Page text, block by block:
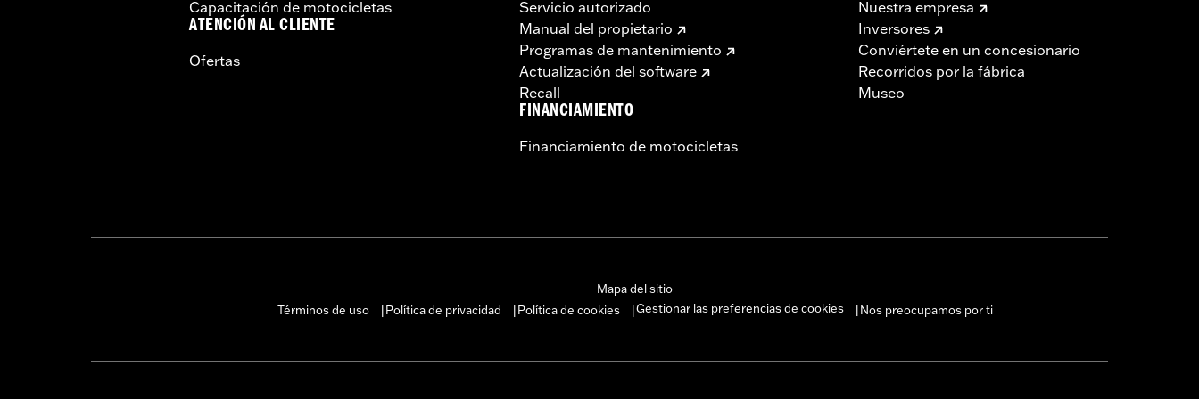
Capacitación de motocicletas
ATENCIÓN AL CLIENTE
Ofertas
Servicio autorizado
Manual del propietario
Programas de mantenimiento
Actualización del software
Recall
FINANCIAMIENTO
Financiamiento de motocicletas
Nuestra empresa
Inversores
Conviértete en un concesionario
Recorridos por la fábrica
Museo
Mapa del sitio
Términos de uso
Política de privacidad Política de cookies Gestionar las preferencias de cookies Nos preocupamos por ti